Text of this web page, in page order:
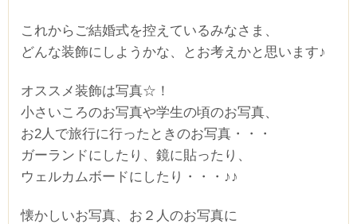
これからご結婚式を控えているみなさま、
どんな装飾にしようかな、とお考えかと思います♪
オススメ装飾は写真☆！
小さいころのお写真や学生の頃のお写真、
お2人で旅行に行ったときのお写真・・・
ガーランドにしたり、鏡に貼ったり、
ウェルカムボードにしたり・・・♪♪
懐かしいお写真、お２人のお写真に